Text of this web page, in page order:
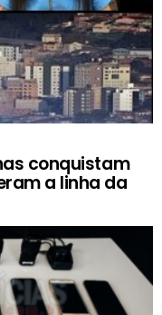
conquistam
a linha da